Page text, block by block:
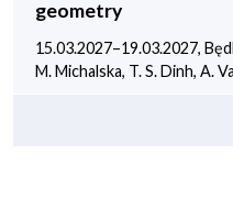
geometry
15.03.2027–19.03.2027,
M. Michalska, T. S. Dinh, A.